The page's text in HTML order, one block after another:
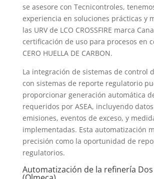
se asesore con Tecnicontroles,
experiencia en soluciones prácticas y
las URV de LCO CROSSFIRE marca
certificación de uso para procesos en
CERO HUELLA DE CARBON.
La integración de sistemas de control
con sistemas de reporte regulatorio
proporcionar generación automática
requeridos por ASEA, incluyendo
emisiones, eventos de exceso, y
implementadas. Esta automatización
precisión como la oportunidad de
regulatorios.
Automatización de la refinería Dos